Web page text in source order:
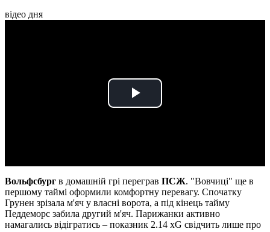
відео дня
Play
Вольфсбург в домашній грі переграв ПСЖ. "Вовчиці" ще в
першому таймі оформили комфортну перевагу. Спочатку
Грунен зрізала м'яч у власні ворота, а під кінець тайму
Педдеморс забила другий м'яч. Парижанки активно
намагались відігратись – показник 2.14 xG свідчить лише про